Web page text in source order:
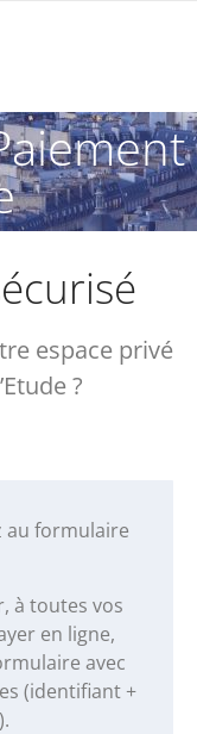
espace privé
?
au formulaire
à toutes vos
en ligne,
avec
(identifiant +